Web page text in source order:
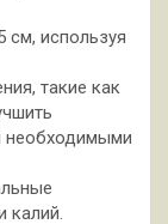
см, используя
такие как
необходимыми
калий.